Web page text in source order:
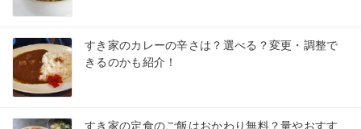
すき家のカレーの辛さは？選べる？変更・調整で
きるのかも紹介！
すき家の定食のご飯はおかわり無料？量やおすす